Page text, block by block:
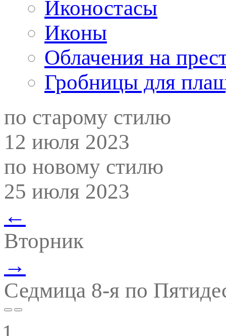
Иконостасы
Иконы
Облачения на
Гробницы для
по старому стилю
12 июля 2023
по новому стилю
25 июля 2023
←
Вторник
→
Седмица 8-я по